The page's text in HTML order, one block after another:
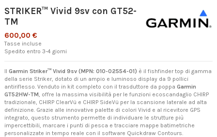
STRIKER™ Vivid 9sv con GT52-
TM
600,00 €
Tasse incluse
Spedito entro 3-4 giorni
Il Garmin Striker™ Vivid 9sv (MPN: 010-02554-01) è il fishfinder top di gamma
della serie Striker, dotato di un ampio e luminoso display da 9 pollici
antiriflesso. Venduto in kit completo con il trasduttore da poppa Garmin
GT52HW-TM, offre la massima visibilità per le funzioni ecoscandaglio CHIRP
tradizionale, CHIRP ClearVü e CHIRP SideVü per la scansione laterale ad alta
definizione. Grazie alle innovative palette di colori Vivid e al ricevitore GPS
integrato, questo strumento permette di individuare le strutture più
impercettibili, marcare i punti di pesca e tracciare mappe batimetriche
personalizzate in tempo reale con il software Quickdraw Contours.